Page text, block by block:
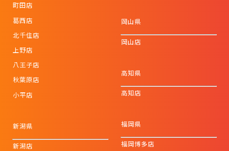
町田店
葛西店
北千住店
上野店
八王子店
秋葉原店
小平店
新潟県
新潟店
岡山県
岡山店
高知県
高知店
福岡県
福岡博多店